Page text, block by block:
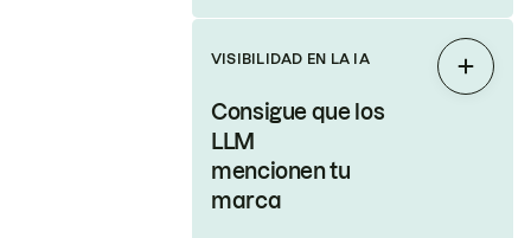
VISIBILIDAD EN LA IA
Consigue que los
LLM
mencionen tu
marca